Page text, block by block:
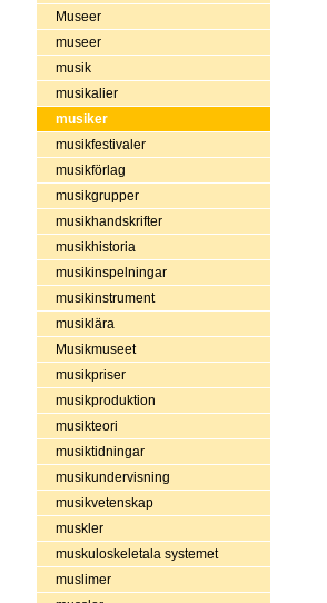
Museer
museer
musik
musikalier
musiker
musikfestivaler
musikförlag
musikgrupper
musikhandskrifter
musikhistoria
musikinspelningar
musikinstrument
musiklära
Musikmuseet
musikpriser
musikproduktion
musikteori
musiktidningar
musikundervisning
musikvetenskap
muskler
muskuloskeletala systemet
muslimer